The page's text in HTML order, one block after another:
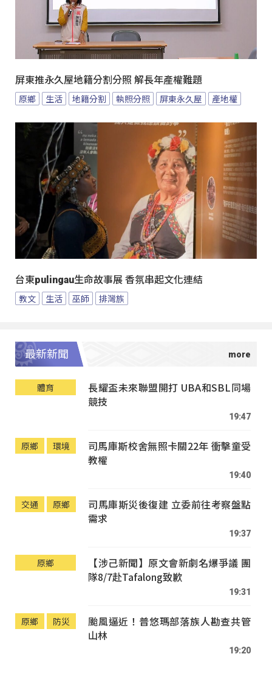
屏東推永久屋地籍分割分照 解長年產權難題
原鄉 生活 地籍分割 執照分照 屏東永久屋 產地權
台東pulingau生命故事展 香氛串起文化連結
教文 生活 巫師 排灣族
最新新聞
體育
長耀盃未來聯盟開打 UBA和SBL同場
競技
19:47
原鄉 環境
司馬庫斯校舍無照卡關22年 衝擊童受
教權
19:40
交通 原鄉
司馬庫斯災後復建 立委前往考察盤點
需求
19:37
原鄉
【涉己新聞】原文會新劇名爆爭議 團
隊8/7赴Tafalong致歉
19:31
原鄉 防災
颱風逼近！普悠瑪部落族人勘查共管
山林
19:20